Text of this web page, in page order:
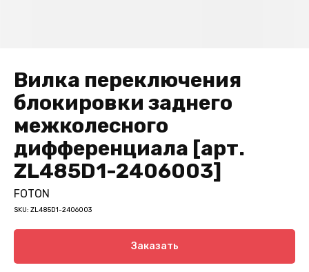
Вилка переключения
блокировки заднего
межколесного
дифференциала [арт.
ZL485D1-2406003]
FOTON
SKU: ZL485D1-2406003
Заказать